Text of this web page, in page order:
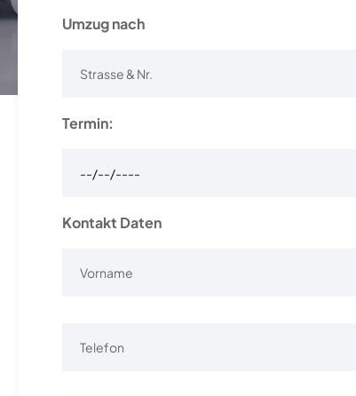
Umzug nach
Termin:
Kontakt Daten